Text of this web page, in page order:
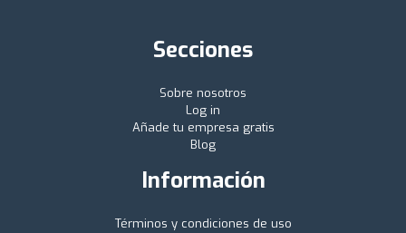
Secciones
Sobre nosotros
Log in
Añade tu empresa gratis
Blog
Información
Términos y condiciones de uso